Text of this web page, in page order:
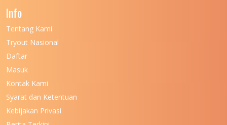
UNIVERSITAS NEGERI KHAIRUN
UNIVERSITAS NEGERI MANADO
UNIVERSITAS NEGERI MEDAN
Info
Tentang Kami
Tryout Nasional
Daftar
Masuk
Kontak Kami
Syarat dan Ketentuan
Kebijakan Privasi